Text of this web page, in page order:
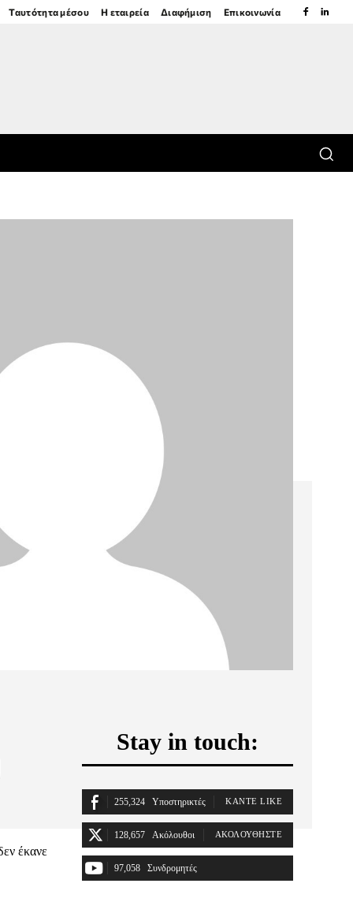
Ταυτότητα μέσου Η εταιρεία Διαφήμιση Επικοινωνία
έκανε
Stay in touch:
255,324 Υποστηρικτές ΚΆΝΤΕ LIKE
128,657 Ακόλουθοι ΑΚΟΛΟΥΘΉΣΤΕ
97,058 Συνδρομητές